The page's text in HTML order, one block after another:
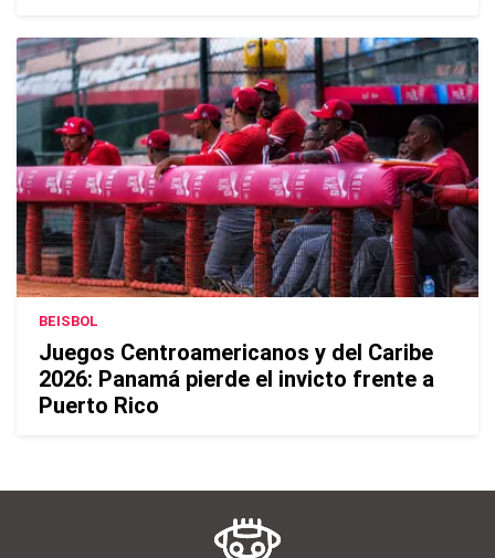
BEISBOL
Juegos Centroamericanos y del Caribe
2026: Panamá pierde el invicto frente a
Puerto Rico